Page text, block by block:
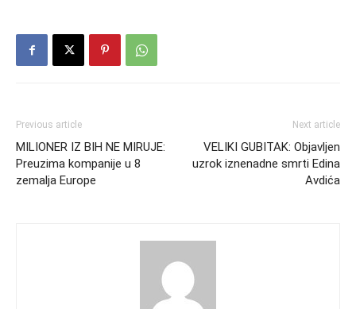
Previous article
MILIONER IZ BIH NE MIRUJE:
Preuzima kompanije u 8
zemalja Europe
Next article
VELIKI GUBITAK: Objavljen
uzrok iznenadne smrti Edina
Avdića